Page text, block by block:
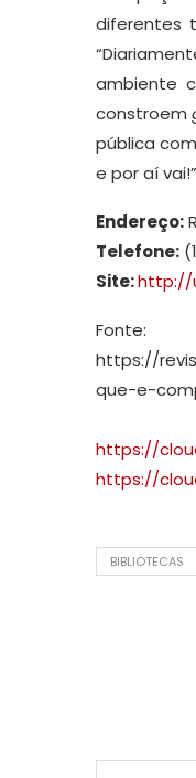
diferentes
ambiente
constroem
pública
e por aí
Endereço:
Telefone:
Site:http://
Fonte:
https://
que-e-
https://
https://
BIBLIOTECAS